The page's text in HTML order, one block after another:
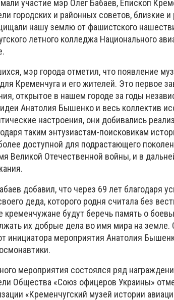
участие мэр Олег Бабаев, Епископ
городских и районных советов, близкие
нашу землю от фашистского
летного колледжа Национального
мэр города отметил, что появление
Кременчуга и его жителей. Это первое
открытое в нашем городе за годы
Анатолия Бышенко и весь коллектив
настроения, они добивались
таким энтузиастам-поисковикам
доступной для подрастающего
Великой Отечественной войны, и в
добавил, что через 69 лет благодаря
деда, которого родня считала без
кременчужане будут беречь память о
их добрые дела во имя мира на земле.
инициатора мероприятия Анатолия
мероприятия состоялся ряд
Общества «Союз офицеров Украины»
«Кременчугский музей истории